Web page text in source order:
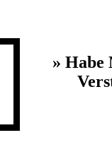
» Habe